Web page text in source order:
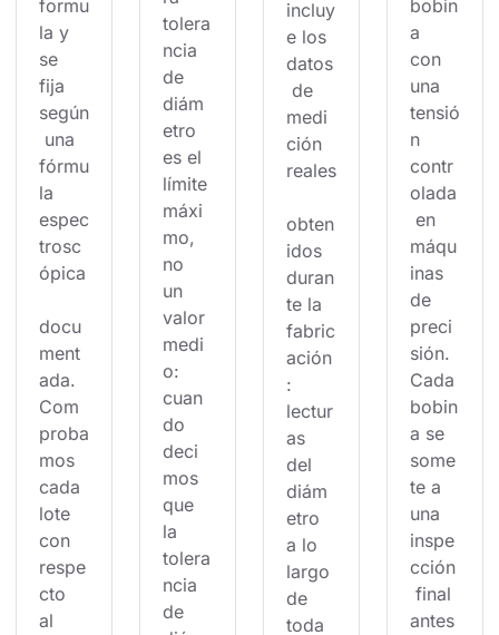
formu
la y
se
fija
según
una
fórmu
la
espec
trosc
ópica
docu
ment
ada.
Com
proba
mos
cada
lote
con
respe
cto
al
tolera
ncia
de
diám
etro
es el
límite
máxi
mo,
no
un
valor
medi
o:
cuan
do
deci
mos
que
la
tolera
ncia
de
incluy
e los
datos
de
medi
ción
reales
obten
idos
duran
te la
fabric
ación
:
lectur
as
del
diám
etro
a lo
largo
de
toda
bobin
a
con
una
tensió
n
contr
olada
en
máqu
inas
de
preci
sión.
Cada
bobin
a se
some
te a
una
inspe
cción
final
antes